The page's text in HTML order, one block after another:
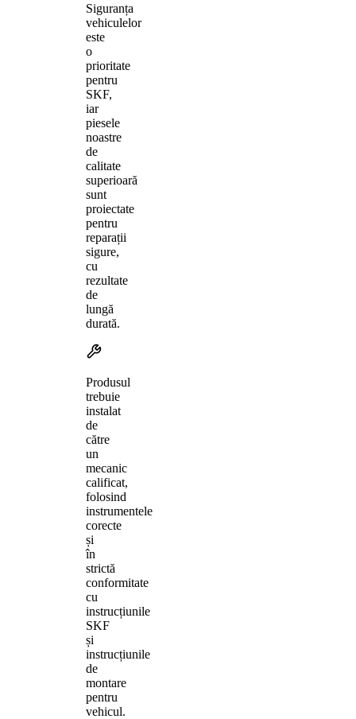
Siguranța
vehiculelor
este
o
prioritate
pentru
SKF,
iar
piesele
noastre
de
calitate
superioară
sunt
proiectate
pentru
reparații
sigure,
cu
rezultate
de
lungă
durată.
Produsul
trebuie
instalat
de
către
un
mecanic
calificat,
folosind
instrumentele
corecte
și
în
strictă
conformitate
cu
instrucțiunile
SKF
și
instrucțiunile
de
montare
pentru
vehicul.